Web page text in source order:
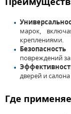
марок,
креплениями.
Безопасность
повреждений
дверей и
Где